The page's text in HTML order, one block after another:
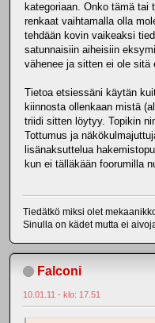
kategoriaan. Onko tämä tai
renkaat vaihtamalla olla
tehdään kovin vaikeaksi
satunnaisiin aiheisiin
vähenee ja sitten ei ole sitä
Tietoa etsiessäni käytän
kiinnosta ollenkaan mistä
triidi sitten löytyy. Topikin
Tottumus ja
lisänaksuttelua
kun ei tälläkään foorumilla
Tiedätkö miksi olet
Sinulla on kädet mutta ei
Falconi
10.01.11 - klo: 17.51